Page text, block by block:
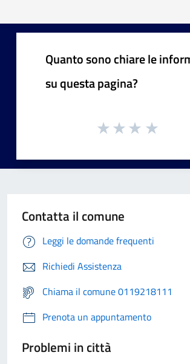
Quanto sono chiare le
su questa pagina?
Contatta il comune
Leggi le domande frequenti
Richiedi Assistenza
Chiama il comune 0119218111
Prenota un appuntamento
Problemi in città